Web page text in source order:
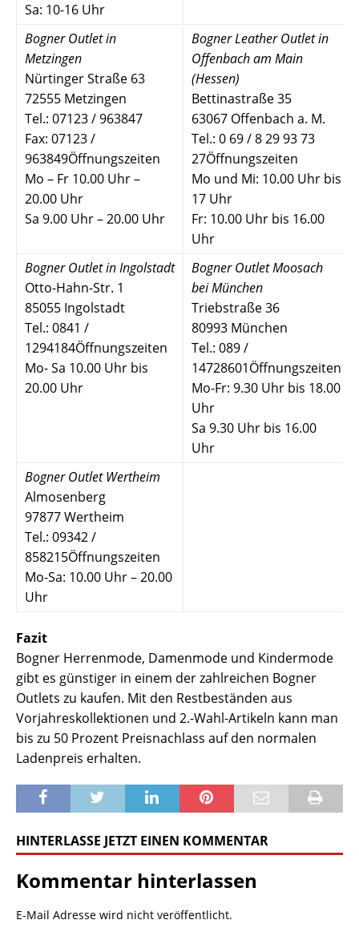
Sa: 10-16 Uhr
Bogner Outlet in
Metzingen
Nürtinger Straße 63
72555 Metzingen
Tel.: 07123 / 963847
Fax: 07123 /
963849Öffnungszeiten
Mo – Fr 10.00 Uhr –
20.00 Uhr
Sa 9.00 Uhr – 20.00 Uhr
Bogner Leather Outlet in
Offenbach am Main
(Hessen)
Bettinastraße 35
63067 Offenbach a. M.
Tel.: 0 69 / 8 29 93 73
27Öffnungszeiten
Mo und Mi: 10.00 Uhr bis
17 Uhr
Fr: 10.00 Uhr bis 16.00
Uhr
Bogner Outlet in Ingolstadt
Otto-Hahn-Str. 1
85055 Ingolstadt
Tel.: 0841 /
1294184Öffnungszeiten
Mo- Sa 10.00 Uhr bis
20.00 Uhr
Bogner Outlet Moosach
bei München
Triebstraße 36
80993 München
Tel.: 089 /
14728601Öffnungszeiten
Mo-Fr: 9.30 Uhr bis 18.00
Uhr
Sa 9.30 Uhr bis 16.00
Uhr
Bogner Outlet Wertheim
Almosenberg
97877 Wertheim
Tel.: 09342 /
858215Öffnungszeiten
Mo-Sa: 10.00 Uhr – 20.00
Uhr
Fazit
Bogner Herrenmode, Damenmode und Kindermode
gibt es günstiger in einem der zahlreichen Bogner
Outlets zu kaufen. Mit den Restbeständen aus
Vorjahreskollektionen und 2.-Wahl-Artikeln kann man
bis zu 50 Prozent Preisnachlass auf den normalen
Ladenpreis erhalten.
HINTERLASSE JETZT EINEN KOMMENTAR
Kommentar hinterlassen
E-Mail Adresse wird nicht veröffentlicht.